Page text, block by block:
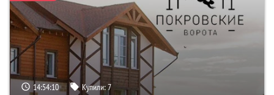
14:54:08 Купили:7